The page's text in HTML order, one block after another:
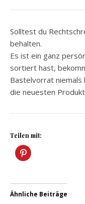
Solltest du
behalten.
Es ist ein ganz
sortiert hast,
Bastelvorrat niemals
die neuesten
Teilen mit:
Ähnliche Beiträge